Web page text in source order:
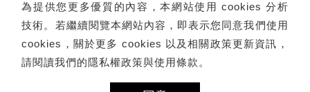
為提供您更多優質的內容，本網站使用 cookies 分析
技術。若繼續閱覽本網站內容，即表示您同意我們使用
cookies，關於更多 cookies 以及相關政策更新資訊，
請閱讀我們的隱私權政策與使用條款 。
電子報訂閱 訂閱
Copyright © 國家表演藝術中心 -衛武營國家藝術文化中心